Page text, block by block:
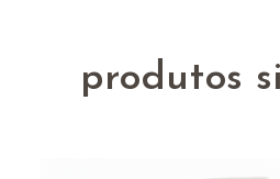
produtos